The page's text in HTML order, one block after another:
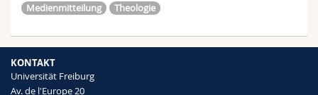
Medienmitteilung
Theologie
KONTAKT
Universität Freiburg
Av. de l'Europe 20